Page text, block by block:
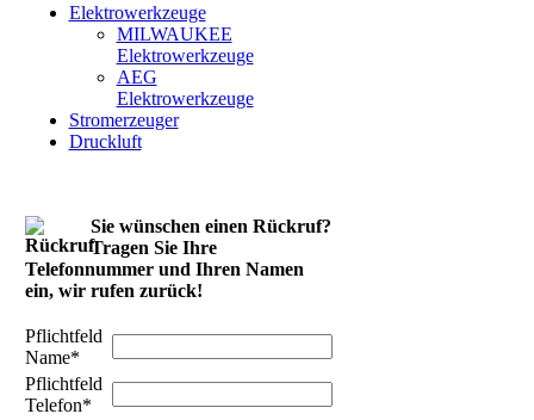
Elektrowerkzeuge
MILWAUKEE
Elektrowerkzeuge
AEG
Elektrowerkzeuge
Stromerzeuger
Druckluft
Sie wünschen einen Rückruf?
Tragen Sie Ihre
Telefonnummer und Ihren Namen
ein, wir rufen zurück!
Pflichtfeld
Name*
Pflichtfeld
Telefon*